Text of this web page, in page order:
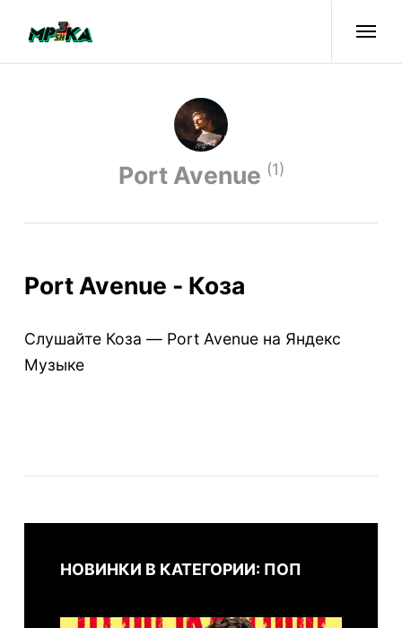
Port Avenue (1)
Port Avenue - Коза
Слушайте Коза — Port Avenue на Яндекс
Музыке
НОВИНКИ В КАТЕГОРИИ: ПОП